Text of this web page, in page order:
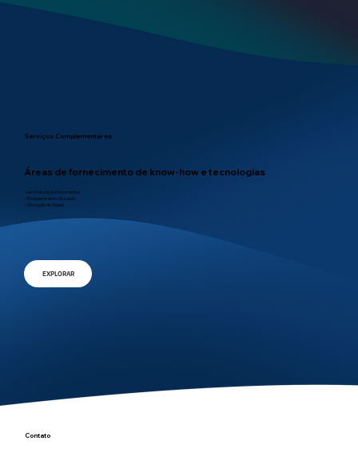
Contato
Serviços Complementares
Áreas de fornecimento de know-how e tecnologias
○ Assinatura de Documentos
○ Enriquecimento de Leads
○ Alocação de Squad
EXPLORAR